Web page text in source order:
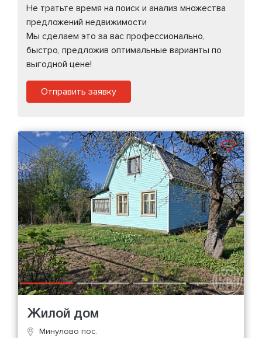
Не тратьте время на поиск и анализ множества
предложений недвижимости
Мы сделаем это за вас профессионально,
быстро, предложив оптимальные варианты по
выгодной цене!
Отправить заявку
Жилой дом
Минулово пос.